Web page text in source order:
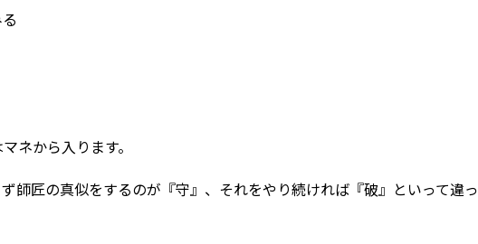
ネから入ります。
師匠の真似をするのが『守』、それをやり続ければ『破』といって違っ